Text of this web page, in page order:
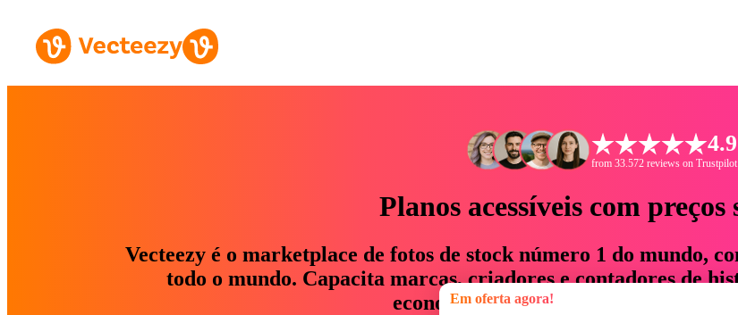
4.9
from 33.572 reviews on Trustpilot
Planos acessíveis com preços
Vecteezy é o marketplace de fotos de stock número 1 do mundo,
todo o mundo. Capacita marcas, criadores e contadores de
economizam até 76% em tempo e
Em oferta agora!